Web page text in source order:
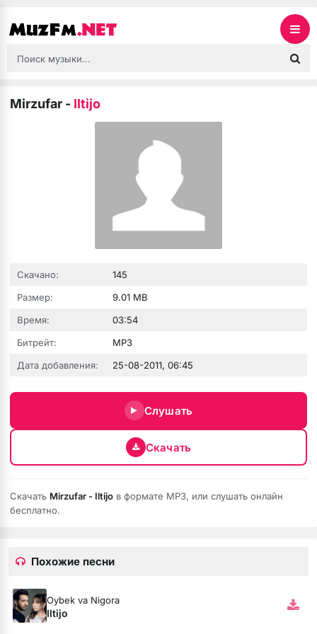
Mirzufar - Iltijo
Скачано:
145
Размер:
9.01 MB
Время:
03:54
Битрейт:
MP3
Дата добавления:
25-08-2011, 06:45
Слушать
Скачать
Скачать Mirzufar - Iltijo в формате MP3, или слушать онлайн
бесплатно.
Похожие песни
Oybek va Nigora
Iltijo